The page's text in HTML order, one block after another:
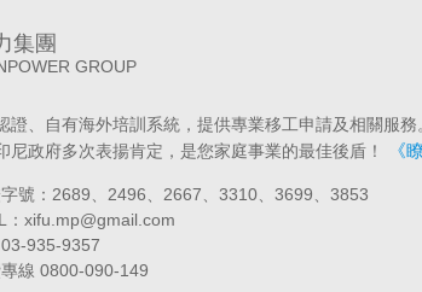
集團
GROUP
證、自有海外培訓系統，提供專業移工申請及相關服務
尼政府多次表揚肯定，是您家庭事業的最佳後盾！
《
號：2689、2496、2667、3310、3699、3853
：xifu.mp@gmail.com
935-9357
線 0800-090-149